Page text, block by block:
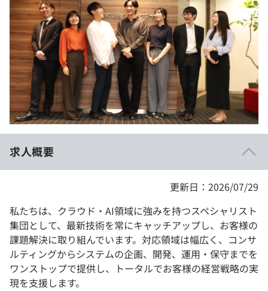
インタビュー
就活成功ガイド
リファレンス
プラン
個人向けプラン
法人向けプラン
契約内容・クーポン
再チャレンジ結果一覧
paiza times
note
求人概要
更新日：2026/07/29
私たちは、クラウド・AI領域に強みを持つスペシャリスト
集団として、最新技術を常にキャッチアップし、お客様の
課題解決に取り組んでいます。対応領域は幅広く、コンサ
ルティングからシステムの企画、開発、運用・保守までを
ワンストップで提供し、トータルでお客様の経営戦略の実
現を支援します。